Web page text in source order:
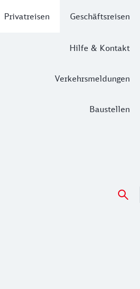
Privatreisen Geschäftsreisen
Hilfe & Kontakt
Verkehrsmeldungen
Baustellen